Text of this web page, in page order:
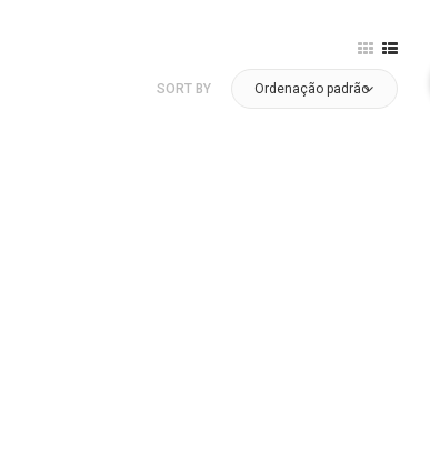
SORT BY Ordenação padrão